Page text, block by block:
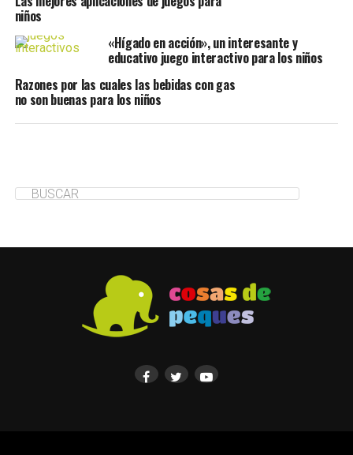
niños
«Hígado en acción», un interesante y
educativo juego interactivo para los niños
Razones por las cuales las bebidas con gas
no son buenas para los niños